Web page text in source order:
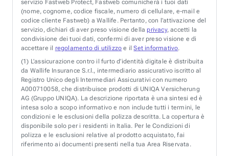
servizio Fastweb Protect, Fastweb comunicherà i tuoi dati
(nome, cognome, codice fiscale, numero di cellulare, e-mail e
codice cliente Fastweb) a Wallife. Pertanto, con l’attivazione del
servizio, dichiari di aver preso visione della privacy, accetti la
condivisione dei tuoi dati, confermi di aver preso visione e di
accettare il regolamento di utilizzo e ilSet informativo.
(1) L’assicurazione contro il furto d’identità digitale è distribuita
da Wallife Insurance S.r.l., intermediario assicurativo iscritto al
Registro Unico degli Intermediari Assicurativi con numero
A000710058, che distribuisce prodotti di UNIQA Versicherung
AG (Gruppo UNIQA). La descrizione riportata è una sintesi ed è
intesa solo a scopo informativo e non include tutti i termini, le
condizioni e le esclusioni della polizza descritta. La copertura è
disponibile solo per i residenti in Italia. Per le Condizioni di
polizza e le esclusioni relative al prodotto acquistato, fai
riferimento ai documenti presenti nella tua Area Riservata.